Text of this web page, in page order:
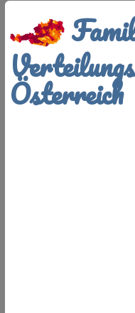
Österreich